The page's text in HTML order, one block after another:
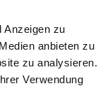
Anzeigen zu
anbieten zu
zu analysieren.
Verwendung